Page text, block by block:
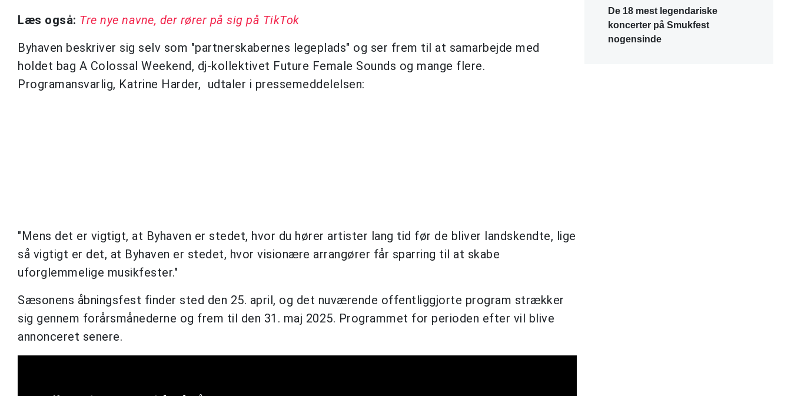
Læs også: Tre nye navne, der rører på sig på TikTok
Byhaven beskriver sig selv som "partnerskabernes legeplads" og ser frem til at samarbejde med
holdet bag A Colossal Weekend, dj-kollektivet Future Female Sounds og mange flere.
Programansvarlig, Katrine Harder, udtaler i pressemeddelelsen:
"Mens det er vigtigt, at Byhaven er stedet, hvor du hører artister lang tid før de bliver landskendte, lige
så vigtigt er det, at Byhaven er stedet, hvor visionære arrangører får sparring til at skabe
uforglemmelige musikfester."
Sæsonens åbningsfest finder sted den 25. april, og det nuværende offentliggjorte program strækker
sig gennem forårsmånederne og frem til den 31. maj 2025. Programmet for perioden efter vil blive
annonceret senere.
De 18 mest legendariske
koncerter på Smukfest
nogensinde